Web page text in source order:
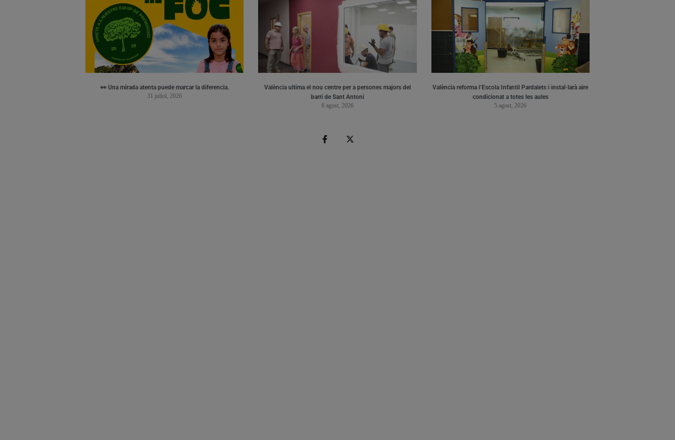
👀 Una mirada atenta puede marcar la diferencia.
31 juliol, 2026
València ultima el nou centre per a persones majors del
barri de Sant Antoni
6 agost, 2026
València reforma l’Escola Infantil Pardalets i instal·larà aire
condicionat a totes les aules
5 agost, 2026